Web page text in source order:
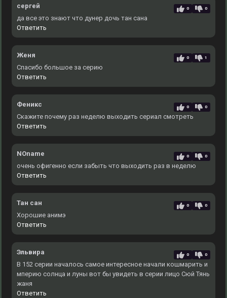
сергей 0 0
да все это знают что дунер дочь тан сана
Ответить
Женя 0 1
Спасибо большое за серию
Ответить
Феникс 0 0
Скажите почему раз неделю выходить сериал смотреть
Ответить
NOname 0 0
очень офигенно если забыть что выходить раз в неделю
Ответить
Тан сан 0 0
Хорошие анимэ
Ответить
Эльвира 0 0
В 152 серии началось самое интересное начали кошмарить и
мперию солнца и луны вот бы увидеть в серии лицо Сюй Тянь
жаня
Ответить